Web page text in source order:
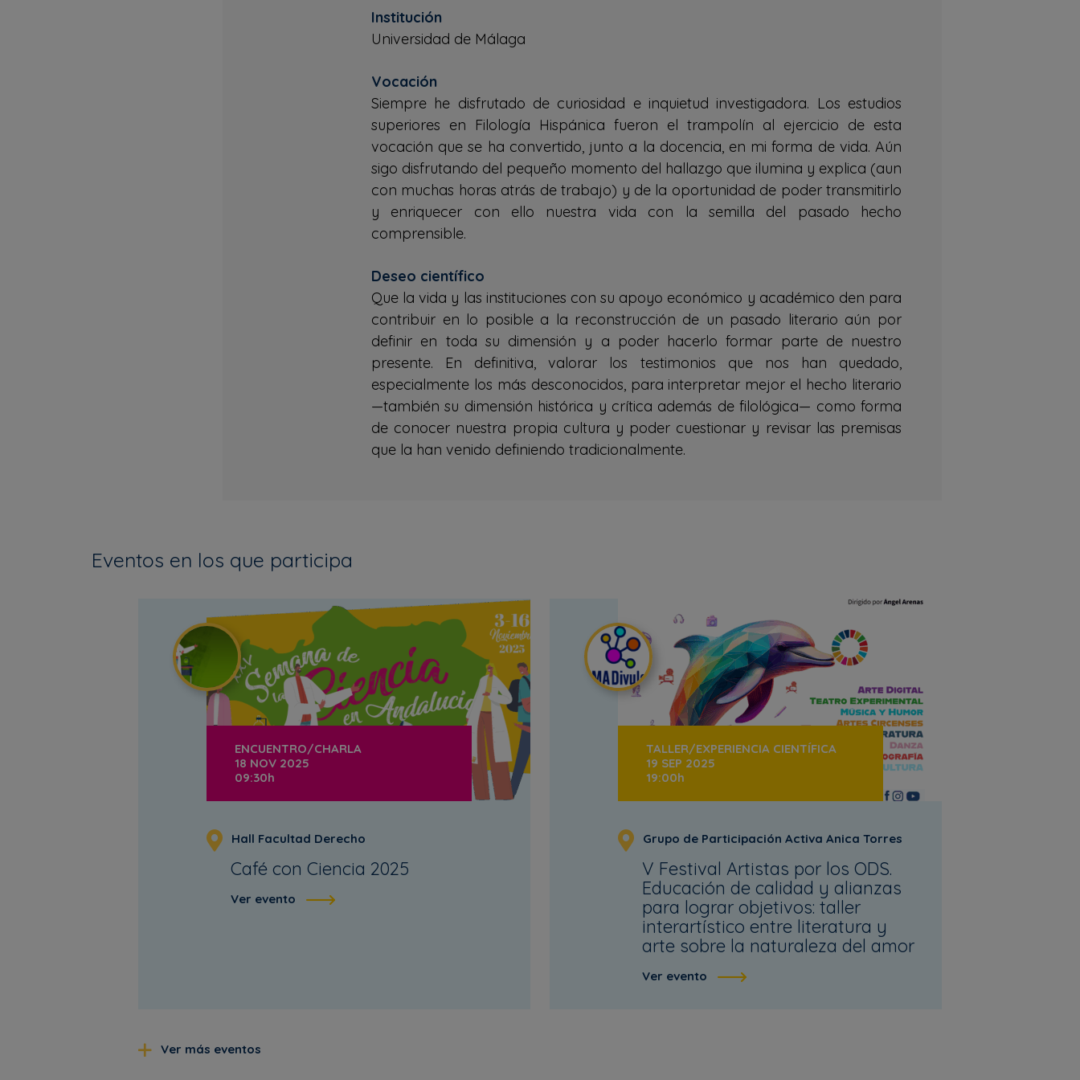
Institución
Universidad de Málaga
Vocación
Siempre he disfrutado de curiosidad e inquietud investigadora. Los estudios
superiores en Filología Hispánica fueron el trampolín al ejercicio de esta
vocación que se ha convertido, junto a la docencia, en mi forma de vida. Aún
sigo disfrutando del pequeño momento del hallazgo que ilumina y explica (aun
con muchas horas atrás de trabajo) y de la oportunidad de poder transmitirlo
y enriquecer con ello nuestra vida con la semilla del pasado hecho
comprensible.
Deseo científico
Que la vida y las instituciones con su apoyo económico y académico den para
contribuir en lo posible a la reconstrucción de un pasado literario aún por
definir en toda su dimensión y a poder hacerlo formar parte de nuestro
presente. En definitiva, valorar los testimonios que nos han quedado,
especialmente los más desconocidos, para interpretar mejor el hecho literario
—también su dimensión histórica y crítica además de filológica— como forma
de conocer nuestra propia cultura y poder cuestionar y revisar las premisas
que la han venido definiendo tradicionalmente.
Eventos en los que participa
ENCUENTRO/CHARLA
18 NOV 2025
09:30h
Hall Facultad Derecho
Café con Ciencia 2025
Ver evento
TALLER/EXPERIENCIA CIENTÍFICA
19 SEP 2025
19:00h
Grupo de Participación Activa Anica Torres
V Festival Artistas por los ODS.
Educación de calidad y alianzas
para lograr objetivos: taller
interartístico entre literatura y
arte sobre la naturaleza del amor
Ver evento
Ver más eventos